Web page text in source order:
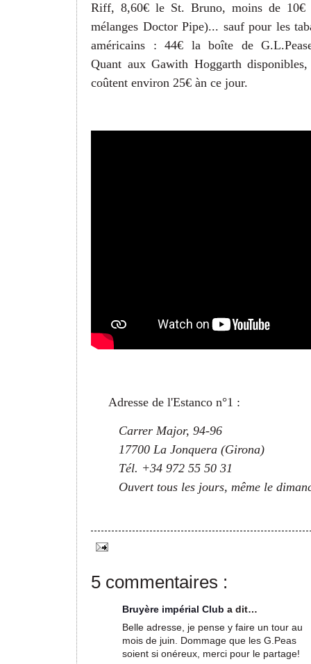
Riff, 8,60€ le St. Bruno, moins de 10€
mélanges Doctor Pipe)... sauf pour les
américains : 44€ la boîte de
Quant aux Gawith Hoggarth
coûtent environ 25€ àn ce jour.
Adresse de l'Estanco n°1 :
Carrer Major, 94-96
17700 La Jonquera (Girona)
Tél. +34 972 55 50 31
Ouvert tous les jours, même le
5 commentaires :
Bruyère impérial Club a dit…
Belle adresse, je pense y faire un tour au
mois de juin. Dommage que les G.Peas
soient si onéreux, merci pour le partage!